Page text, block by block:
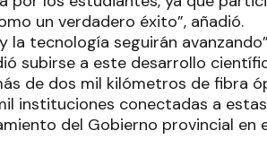
un verdadero éxito”, añadió.
la tecnología seguirán
subirse a este desarrollo
de dos mil kilómetros de fibra
instituciones conectadas a estas
del Gobierno provincial en